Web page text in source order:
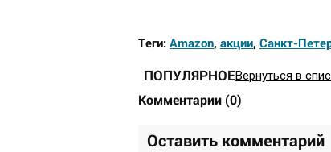
Теги: Amazon, акции, Санкт-
ПОПУЛЯРНОЕВернуться в
Комментарии (0)
Оставить комментарий